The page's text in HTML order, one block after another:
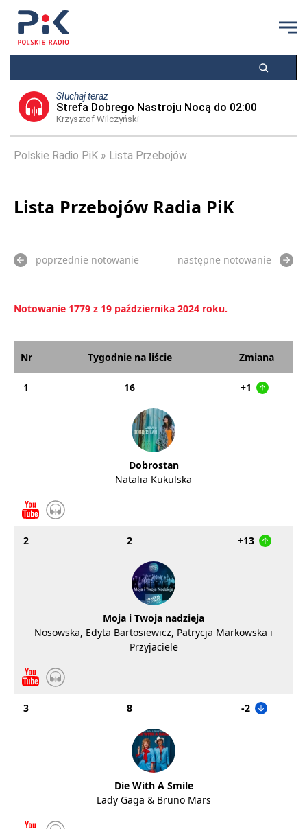
Słuchaj teraz
Strefa Dobrego Nastroju Nocą do 02:00
Krzysztof Wilczyński
Polskie Radio PiK Lista Przebojów
Lista Przebojów Radia PiK
poprzednie notowanie następne notowanie
Notowanie 1779 z 19 października 2024 roku.
Nr Tygodnie na liście Zmiana
1 16 +1
Dobrostan
Natalia Kukulska
2 2 +13
Moja i Twoja nadzieja
Nosowska, Edyta Bartosiewicz, Patrycja Markowska i
Przyjaciele
3 8 -2
Die With A Smile
Lady Gaga & Bruno Mars